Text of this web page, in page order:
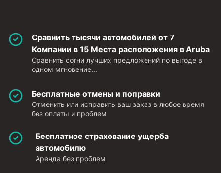
Сравнить тысячи автомобилей от 7
Компании в 15 Места расположения в Aruba
Сравнить сотни лучших предложений по выгоде в
одном мгновение...
Бесплатные отмены и поправки
Отменить или исправить ваш заказ в любое время
без оплаты и проблем
Бесплатное страхование ущерба
автомобилю
Аренда без проблем